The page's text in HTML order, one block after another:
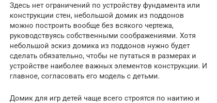
Здесь нет ограничений по устройству фундамента или
конструкции стен, небольшой домик из поддонов
можно построить вообще без всякого чертежа,
руководствуясь собственными соображениями. Хотя
небольшой эскиз домика из поддонов нужно будет
сделать обязательно, чтобы не путаться в размерах и
устройстве наиболее важных элементов конструкции. И
главное, согласовать его модель с детьми.
Домик для игр детей чаще всего строятся по наитию и